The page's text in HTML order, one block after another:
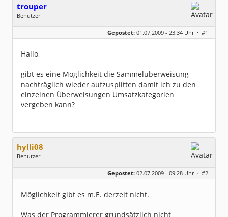
trouper
Benutzer
Geschlecht:
keine Angabe
Dabei seit:
03 / 2009
Gepostet: 01.07.2009 - 23:34 Uhr · #1
Hallo,
gibt es eine Möglichkeit die Sammelüberweisung
nachträglich wieder aufzusplitten damit ich zu den
einzelnen Überweisungen Umsatzkategorien
vergeben kann?
hylli08
Benutzer
Dabei seit:
10 / 2003
Gepostet: 02.07.2009 - 09:28 Uhr · #2
Möglichkeit gibt es m.E. derzeit nicht.
Was der Programmierer grundsätzlich nicht